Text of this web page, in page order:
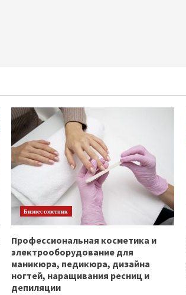
Бизнес советник
Профессиональная косметика и
электрооборудование для
маникюра, педикюра, дизайна
ногтей, наращивания ресниц и
депиляции